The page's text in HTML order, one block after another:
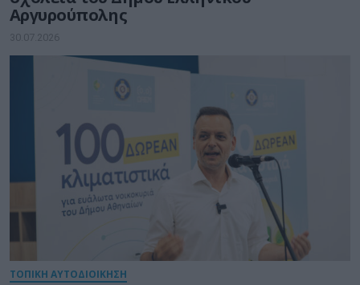
Αργυρούπολης
30.07.2026
ΤΟΠΙΚΗ ΑΥΤΟΔΙΟΙΚΗΣΗ